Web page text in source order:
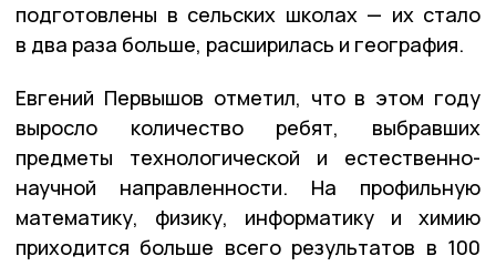
подготовлены в сельских школах — их стало
в два раза больше, расширилась и география.
Евгений Первышов отметил, что в этом году
выросло количество ребят, выбравших
предметы технологической и естественно-
научной направленности. На профильную
математику, физику, информатику и химию
приходится больше всего результатов в 100